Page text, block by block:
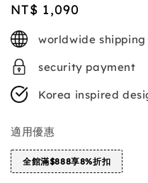
Regular
price
NT$ 1,090
worldwide shipping
security payment
Korea inspired
適用優惠
全館滿$888享8%折扣